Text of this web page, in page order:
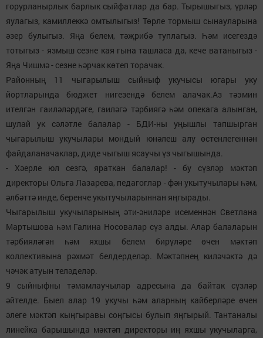
горурланырлык барлык сыйфатлар да бар. Тырышыгыз, үрләр
яулагыз, камиллеккә омтылыгыз! Төрле тормыш сынауларына
әзер булыгыз. Яңа белем, тәҗрибә туплагыз. Һәм исегездә
тотыгыз - язмыш сезне кая гына ташласа да, кече ватаныгыз -
Яңа Чишмә - сезне һәрчак көтеп торачак.
Районның 11 чыгарылыш сыйныф укучысы югары уку
йортларында бюджет нигезендә белем алачак.Аз тәэмин
ителгән гаиләләрдәге, гаиләгә тәрбиягә һәм опекага алынган,
шулай ук сәләтле балалар - БДИ-ны уңышлы тапшырган
чыгарылыш укучылары мондый юнәлеш алу өстенлегеннән
файдаланачаклар, диде чыгыш ясаучы үз чыгышында.
- Хәерле юл сезгә, яраткан балалар! - бу сүзләр мәктәп
директоры Ольга Лазарева, педагоглар - фән укытучылары һәм,
әлбәттә инде, беренче укытучыларыннан яңгырады.
Чыгарылыш укучыларының әти-әниләре исеменнән Светлана
Мартышова һәм Галина Носовалар сүз алды. Алар балаларын
тәрбияләгән һәм яхшы белем бирүләре өчен мәктәп
коллективына рәхмәт белдерделәр. Мәктәпнең киләчәктә дә
чәчәк атуын теләделәр.
9 сыйныфны тәмамлаучылар адресына да байтак сүзләр
әйтелде. Быел алар 19 укучы һәм аларның кайберләре өчен
әлеге мәктәп кыңгыравы соңгысы булып яңгырый. Тантаналы
линейка барышында мәктәп директоры иң яхшы укучыларга,